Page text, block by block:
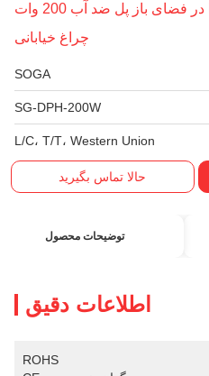
3000K چراغ خیابانی LED در فضای باز پل ضد آب 200 وات
چراغ خیابانی
SOGA
SG-DPH-200W
L/C، T/T، Western Union
حالا تماس بگیرید
توضیحات محصول
اطلاعات دقیق
ROHS